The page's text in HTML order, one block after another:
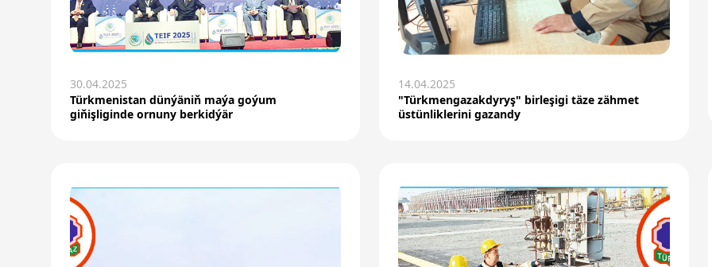
30.04.2025
Türkmenistan dünýäniň maýa goýum
giňişliginde ornuny berkidýär
14.04.2025
"Türkmengazakdyryş" birleşigi täze zähmet
üstünliklerini gazandy